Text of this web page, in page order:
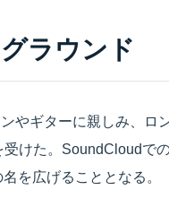
ラウンド
やギターに親しみ、ロ
けた。SoundCloudで
を広げることとなる。